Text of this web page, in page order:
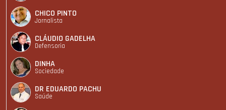
CHICO PINTO
Jornalista
CLÁUDIO GADELHA
Defensoria
DINHA
Sociedade
DR EDUARDO PACHU
Saúde